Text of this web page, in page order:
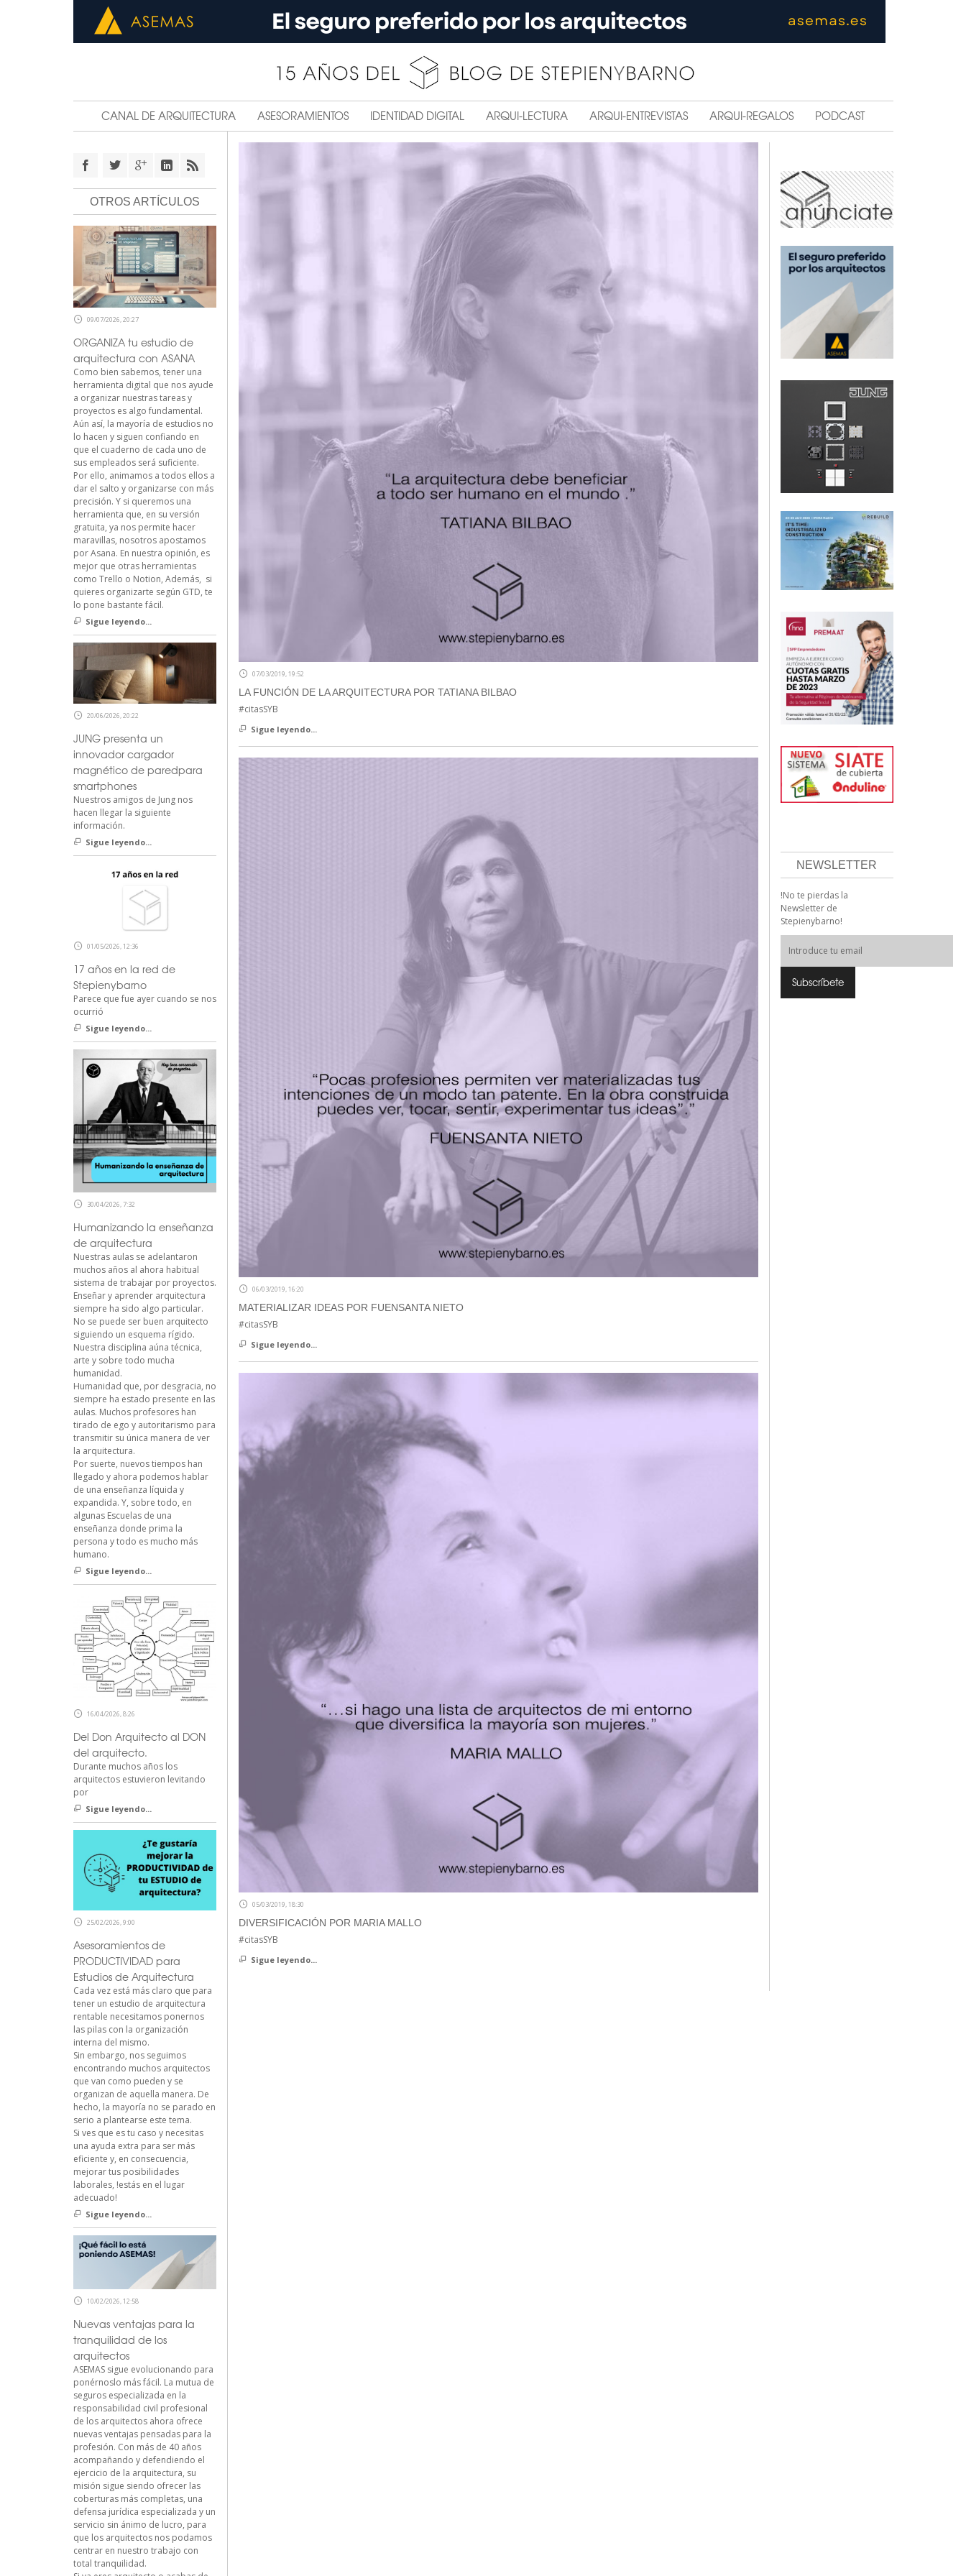
CANAL DE ARQUITECTURA ASESORAMIENTOS IDENTIDAD DIGITAL ARQUI-LECTURA ARQUI-ENTREVISTAS ARQUI-REGALOS PODCAST
07/03/2019, 19:52
LA FUNCIÓN DE LA ARQUITECTURA POR TATIANA BILBAO
#citasSYB
Sigue leyendo...
06/03/2019, 16:20
MATERIALIZAR IDEAS POR FUENSANTA NIETO
#citasSYB
Sigue leyendo...
05/03/2019, 18:30
DIVERSIFICACIÓN POR MARIA MALLO
#citasSYB
Sigue leyendo...
NEWSLETTER
!No te pierdas la
Newsletter de
Stepienybarno!
OTROS ARTÍCULOS
09/07/2026, 20:27
ORGANIZA tu estudio de
arquitectura con ASANA
Como bien sabemos, tener una
herramienta digital que nos ayude
a organizar nuestras tareas y
proyectos es algo fundamental.
Aún así, la mayoría de estudios no
lo hacen y siguen confiando en
que el cuaderno de cada uno de
sus empleados será suficiente.
Por ello, animamos a todos ellos a
dar el salto y organizarse con más
precisión. Y si queremos una
herramienta que, en su versión
gratuita, ya nos permite hacer
maravillas, nosotros apostamos
por Asana. En nuestra opinión, es
mejor que otras herramientas
como Trello o Notion, Además, si
quieres organizarte según GTD, te
lo pone bastante fácil.
Sigue leyendo...
20/06/2026, 20:22
JUNG presenta un
innovador cargador
magnético de paredpara
smartphones
Nuestros amigos de Jung nos
hacen llegar la siguiente
información.
Sigue leyendo...
01/05/2026, 12:36
17 años en la red de
Stepienybarno
Parece que fue ayer cuando se nos
ocurrió
Sigue leyendo...
30/04/2026, 7:32
Humanizando la enseñanza
de arquitectura
Nuestras aulas se adelantaron
muchos años al ahora habitual
sistema de trabajar por proyectos.
Enseñar y aprender arquitectura
siempre ha sido algo particular.
No se puede ser buen arquitecto
siguiendo un esquema rígido.
Nuestra disciplina aúna técnica,
arte y sobre todo mucha
humanidad.
Humanidad que, por desgracia, no
siempre ha estado presente en las
aulas. Muchos profesores han
tirado de ego y autoritarismo para
transmitir su única manera de ver
la arquitectura.
Por suerte, nuevos tiempos han
llegado y ahora podemos hablar
de una enseñanza líquida y
expandida. Y, sobre todo, en
algunas Escuelas de una
enseñanza donde prima la
persona y todo es mucho más
humano.
Sigue leyendo...
16/04/2026, 8:26
Del Don Arquitecto al DON
del arquitecto.
Durante muchos años los
arquitectos estuvieron levitando
por
Sigue leyendo...
25/02/2026, 9:00
Asesoramientos de
PRODUCTIVIDAD para
Estudios de Arquitectura
Cada vez está más claro que para
tener un estudio de arquitectura
rentable necesitamos ponernos
las pilas con la organización
interna del mismo.
Sin embargo, nos seguimos
encontrando muchos arquitectos
que van como pueden y se
organizan de aquella manera. De
hecho, la mayoría no se parado en
serio a plantearse este tema.
Si ves que es tu caso y necesitas
una ayuda extra para ser más
eficiente y, en consecuencia,
mejorar tus posibilidades
laborales, !estás en el lugar
adecuado!
Sigue leyendo...
10/02/2026, 12:58
Nuevas ventajas para la
tranquilidad de los
arquitectos
ASEMAS sigue evolucionando para
ponérnoslo más fácil. La mutua de
seguros especializada en la
responsabilidad civil profesional
de los arquitectos ahora ofrece
nuevas ventajas pensadas para la
profesión. Con más de 40 años
acompañando y defendiendo el
ejercicio de la arquitectura, su
misión sigue siendo ofrecer las
coberturas más completas, una
defensa jurídica especializada y un
servicio sin ánimo de lucro, para
que los arquitectos nos podamos
centrar en nuestro trabajo con
total tranquilidad.